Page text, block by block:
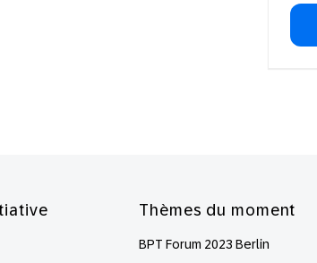
Thèmes du moment
BPT Forum 2023 Berlin